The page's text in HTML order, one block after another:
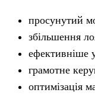
просунутий
збільшення
ефективніше
грамотне
оптимізація